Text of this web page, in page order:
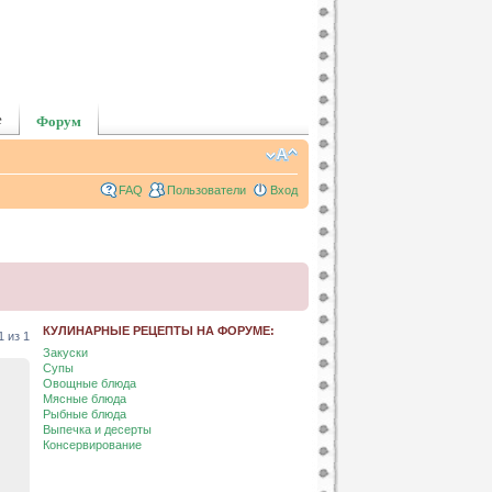
Форум
FAQ Пользователи Вход
из 1
КУЛИНАРНЫЕ РЕЦЕПТЫ НА ФОРУМЕ:
Закуски
Супы
Овощные блюда
Мясные блюда
Рыбные блюда
Выпечка и десерты
Консервирование